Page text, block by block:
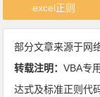
excel正则
部分文章来源于网
转载注明：VBA专
达式及标准正则代